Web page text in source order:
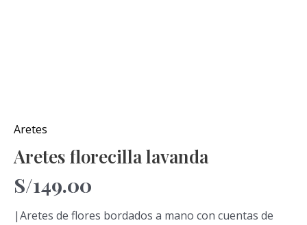
Aretes
Aretes florecilla lavanda
S/149.00
|Aretes de flores bordados a mano con cuentas de